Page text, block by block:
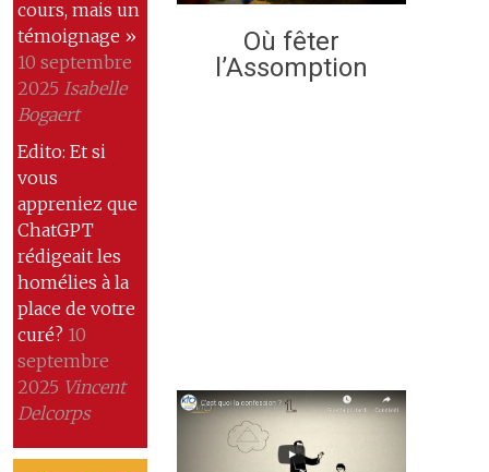
cours, mais un
témoignage »
10 septembre
2025 Isabelle
Bogaert
Edito: Et si
vous
appreniez que
ChatGPT
rédigeait les
homélies à la
place de votre
curé? 10
septembre
2025 Vincent
Delcorps
Où fêter
l’Assomption